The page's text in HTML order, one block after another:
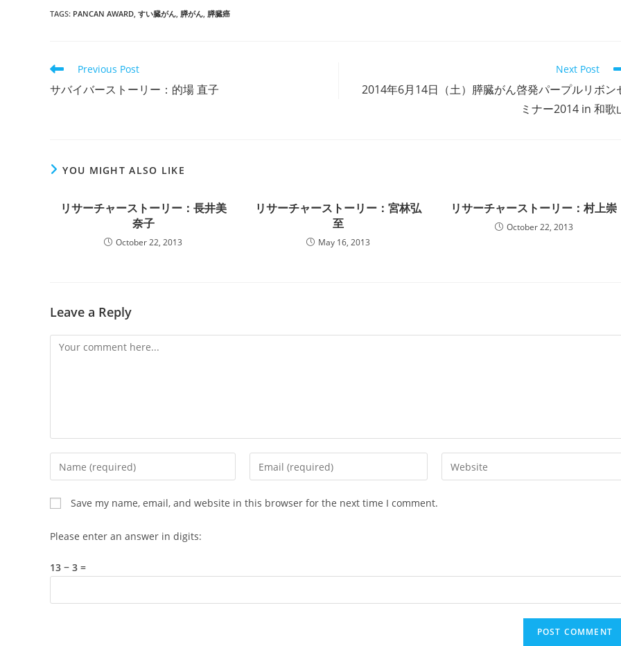
TAGS: PANCAN AWARD, すい臓がん, 膵がん, 膵臓癌
Read
articles
Previous Post
サバイバーストーリー：的場 直子
Next Post
2014年6月14日（土）膵臓がん啓発パープルリボン
ミナー2014 in 和歌
YOU MIGHT ALSO LIKE
リサーチャーストーリー：長井美
奈子
October 22, 2013
リサーチャーストーリー：宮林弘
至
May 16, 2013
リサーチャーストーリー：村上崇
October 22, 2013
Leave a Reply
Comment
Enter
your
name
or
username
comment
Enter
your
Enter
your
Save my name, email, and website in this browser for the next time I comment.
Please enter an answer in digits:
13 − 3 =